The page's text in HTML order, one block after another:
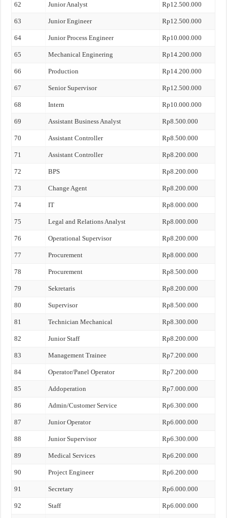
62 Junior Analyst Rp12.500.000
63 Junior Engineer Rp12.500.000
64 Junior Process Engineer Rp10.000.000
65 Mechanical Enginering Rp14.200.000
66 Production Rp14.200.000
67 Senior Supervisor Rp12.500.000
68 Intern Rp10.000.000
69 Assistant Business Analyst Rp8.500.000
70 Assistant Controller Rp8.500.000
71 Assistant Controller Rp8.200.000
72 BPS Rp8.200.000
73 Change Agent Rp8.200.000
74 IT Rp8.000.000
75 Legal and Relations Analyst Rp8.000.000
76 Operational Supervisor Rp8.200.000
77 Procurement Rp8.000.000
78 Procurement Rp8.500.000
79 Sekretaris Rp8.200.000
80 Supervisor Rp8.500.000
81 Technician Mechanical Rp8.300.000
82 Junior Staff Rp8.200.000
83 Management Trainee Rp7.200.000
84 Operator/Panel Operator Rp7.200.000
85 Addoperation Rp7.000.000
86 Admin/Customer Service Rp6.300.000
87 Junior Operator Rp6.000.000
88 Junior Supervisor Rp6.300.000
89 Medical Services Rp6.200.000
90 Project Engineer Rp6.200.000
91 Secretary Rp6.000.000
92 Staff Rp6.000.000